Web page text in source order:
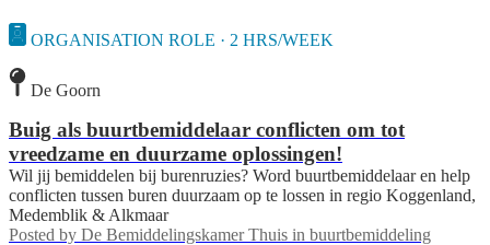
ORGANISATION ROLE · 2 HRS/WEEK
De Goorn
Buig als buurtbemiddelaar conflicten om tot
vreedzame en duurzame oplossingen!
Wil jij bemiddelen bij burenruzies? Word buurtbemiddelaar en help
conflicten tussen buren duurzaam op te lossen in regio Koggenland,
Medemblik & Alkmaar
Posted by De Bemiddelingskamer Thuis in buurtbemiddeling